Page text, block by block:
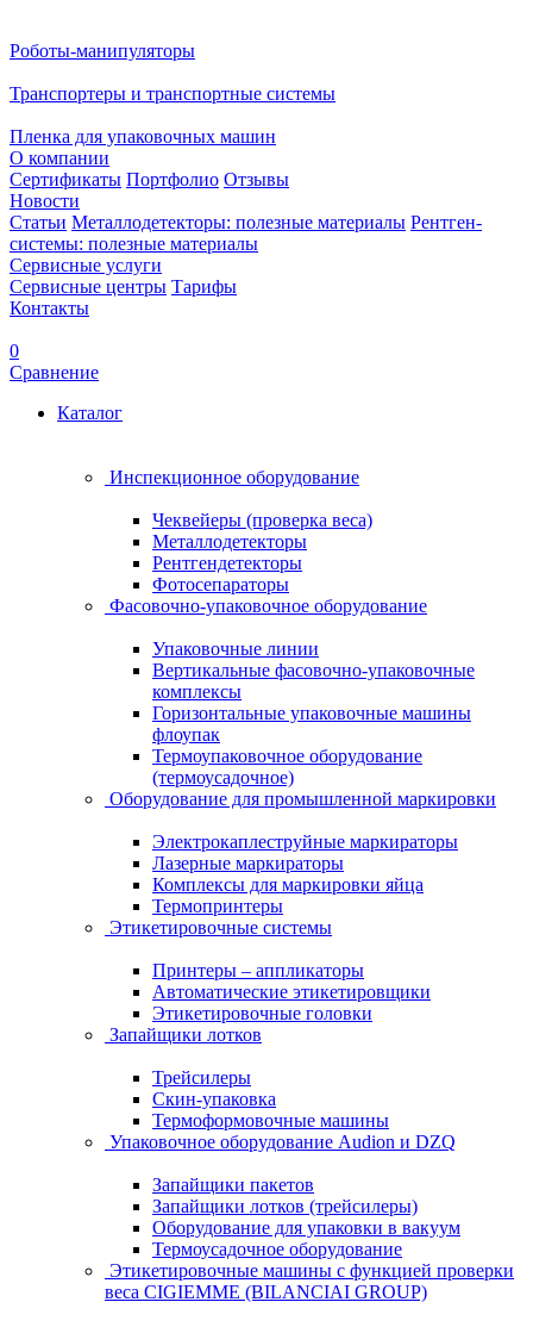
Роботы-манипуляторы
Транспортеры и транспортные системы
Пленка для упаковочных машин
О компании
Сертификаты Портфолио Отзывы
Новости
Статьи Металлодетекторы: полезные материалы Рентген-
системы: полезные материалы
Сервисные услуги
Сервисные центры Тарифы
Контакты
0
Сравнение
Каталог
Инспекционное оборудование
Чеквейеры (проверка веса)
Металлодетекторы
Рентгендетекторы
Фотосепараторы
Фасовочно-упаковочное оборудование
Упаковочные линии
Вертикальные фасовочно-упаковочные
комплексы
Горизонтальные упаковочные машины
флоупак
Термоупаковочное оборудование
(термоусадочное)
Оборудование для промышленной маркировки
Электрокаплеструйные маркираторы
Лазерные маркираторы
Комплексы для маркировки яйца
Термопринтеры
Этикетировочные системы
Принтеры – аппликаторы
Автоматические этикетировщики
Этикетировочные головки
Запайщики лотков
Трейсилеры
Скин-упаковка
Термоформовочные машины
Упаковочное оборудование Audion и DZQ
Запайщики пакетов
Запайщики лотков (трейсилеры)
Оборудование для упаковки в вакуум
Термоусадочное оборудование
Этикетировочные машины с функцией проверки
веса CIGIEMME (BILANCIAI GROUP)